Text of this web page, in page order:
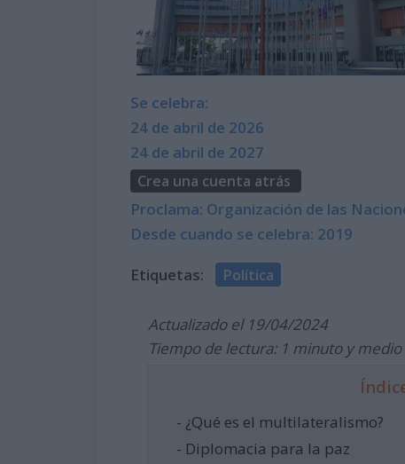
Se celebra:
24 de abril de 2026
24 de abril de 2027
Crea una cuenta atrás
Proclama: Organización de las
Desde cuando se celebra: 2019
Etiquetas: Política
Actualizado el 19/04/2024
Tiempo de lectura: 1 minuto y medio
- ¿Qué es el multilateralismo?
- Diplomacia para la paz